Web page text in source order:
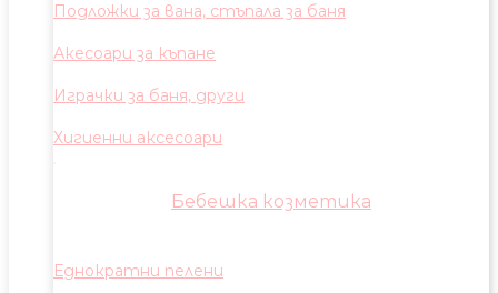
Подложки за вана, стъпала за баня
Акесоари за къпане
Играчки за баня, други
Хигиенни аксесоари
Бебешка козметика
Еднократни пелени